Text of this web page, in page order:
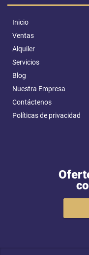
Inicio
Ventas
Alquiler
Servicios
Blog
Nuestra Empresa
Contáctenos
Políticas de privacidad